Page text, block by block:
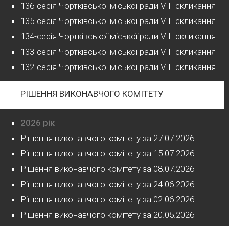
136-сесія Чортківської міської ради VIII скликання
135-сесія Чортківської міської ради VIII скликання
134-сесія Чортківської міської ради VIII скликання
133-сесія Чортківської міської ради VIII скликання
132-сесія Чортківської міської ради VIII скликання
РІШЕННЯ ВИКОНАВЧОГО КОМІТЕТУ
2026 рік
Рішення виконавчого комітету за 27.07.2026
Рішення виконавчого комітету за 15.07.2026
Рішення виконавчого комітету за 08.07.2026
Рішення виконавчого комітету за 24.06.2026
Рішення виконавчого комітету за 02.06.2026
Рішення виконавчого комітету за 20.05.2026